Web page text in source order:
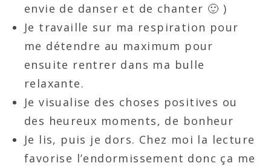
envie de danser et de chanter 🙂 )
Je travaille sur ma respiration pour
me détendre au maximum pour
ensuite rentrer dans ma bulle
relaxante.
Je visualise des choses positives ou
des heureux moments, de bonheur
Je lis, puis je dors. Chez moi la lecture
favorise l’endormissement donc ça me